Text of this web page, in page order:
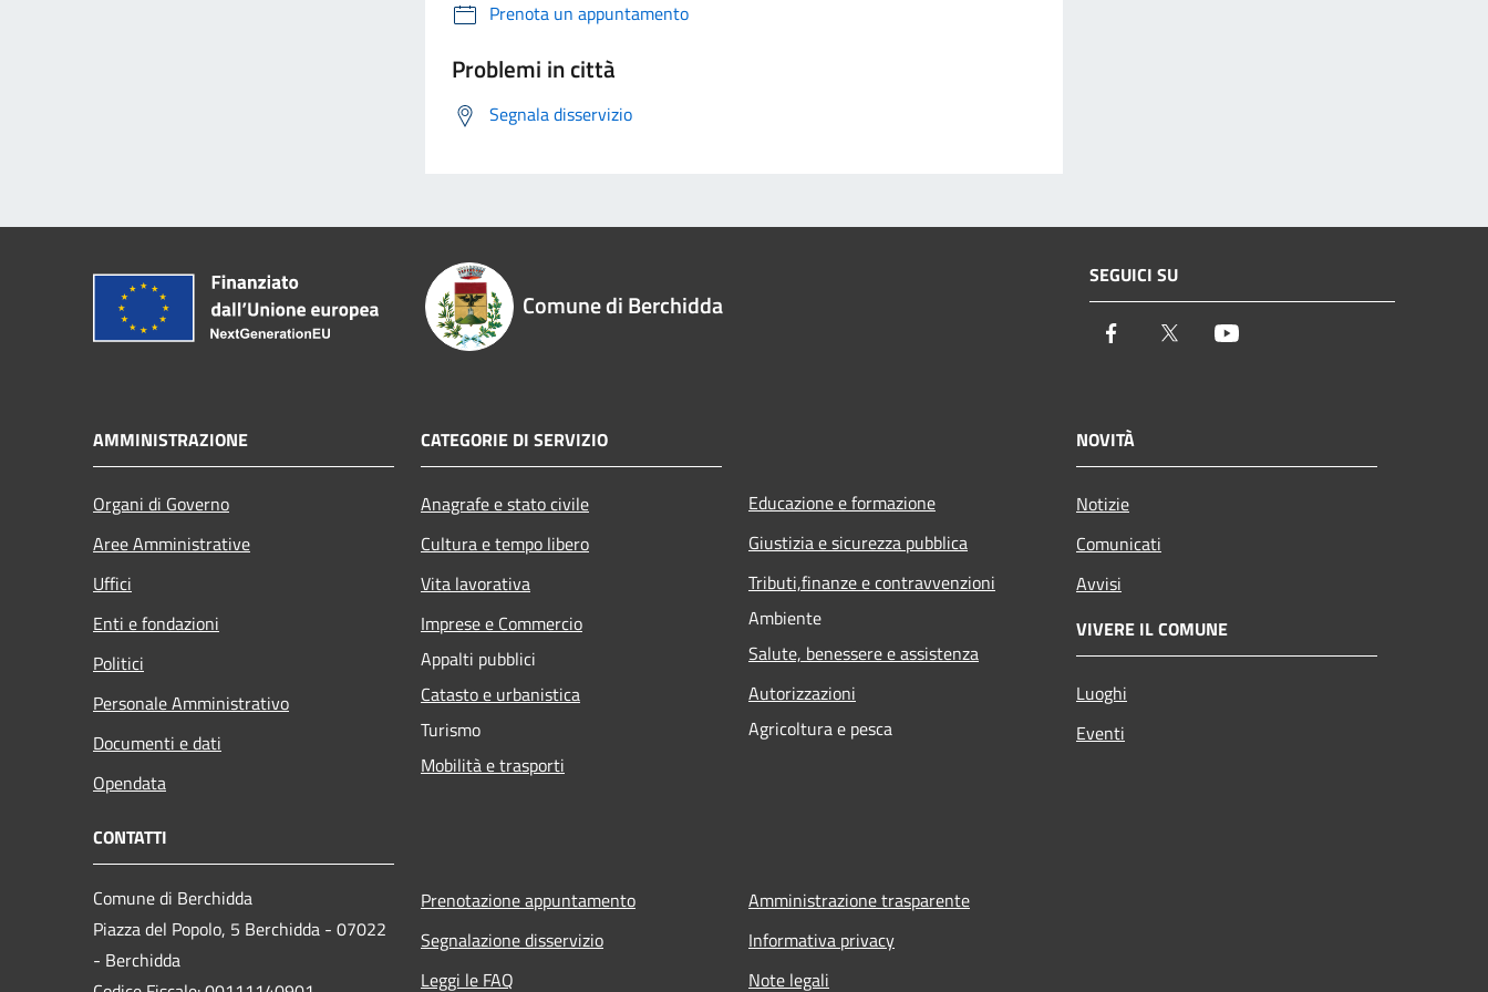
Prenota un appuntamento
Problemi in città
Segnala disservizio
Comune di Berchidda
SEGUICI SU
Facebook Twitter
AMMINISTRAZIONE
Organi di Governo
Aree Amministrative
Uffici
Enti e fondazioni
Politici
Personale Amministrativo
Documenti e dati
Opendata
CATEGORIE DI SERVIZIO
Anagrafe e stato civile
Cultura e tempo libero
Vita lavorativa
Imprese e Commercio
Appalti pubblici
Catasto e urbanistica
Turismo
Mobilità e trasporti
Educazione e formazione
Giustizia e sicurezza pubblica
Tributi,finanze e contravvenzioni
Ambiente
Salute, benessere e assistenza
Autorizzazioni
Agricoltura e pesca
NOVITÀ
Notizie
Comunicati
Avvisi
VIVERE IL COMUNE
Luoghi
Eventi
CONTATTI
Comune di Berchidda
Piazza del Popolo, 5 Berchidda - 07022
- Berchidda
Prenotazione appuntamento
Segnalazione disservizio
Leggi le FAQ
Amministrazione trasparente
Informativa privacy
Note legali